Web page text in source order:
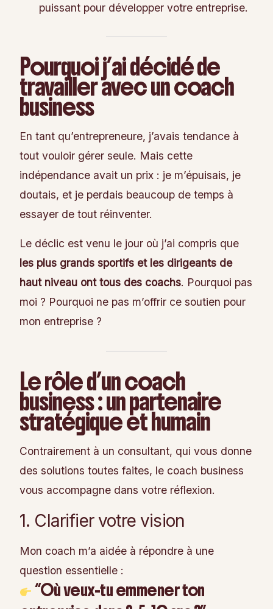
puissant pour développer votre entreprise.
Pourquoi j’ai décidé de
travailler avec un coach
business
En tant qu’entrepreneure, j’avais tendance à
tout vouloir gérer seule. Mais cette
indépendance avait un prix : je m’épuisais, je
doutais, et je perdais beaucoup de temps à
essayer de tout réinventer.
Le déclic est venu le jour où j’ai compris que
les plus grands sportifs et les dirigeants de
haut niveau ont tous des coachs. Pourquoi pas
moi ? Pourquoi ne pas m’offrir ce soutien pour
mon entreprise ?
Le rôle d’un coach
business : un partenaire
stratégique et humain
Contrairement à un consultant, qui vous donne
des solutions toutes faites, le coach business
vous accompagne dans votre réflexion.
1. Clarifier votre vision
Mon coach m’a aidée à répondre à une
question essentielle :
“Où veux-tu emmener ton